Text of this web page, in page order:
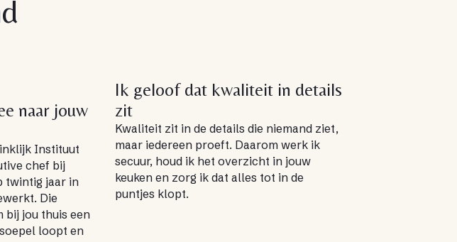
naar jouw
Instituut
chef bij
twintig jaar in
Die
bij jou thuis een
loopt en
Ik geloof dat kwaliteit in details
zit
Kwaliteit zit in de details die niemand ziet,
maar iedereen proeft. Daarom werk ik
secuur, houd ik het overzicht in jouw
keuken en zorg ik dat alles tot in de
puntjes klopt.